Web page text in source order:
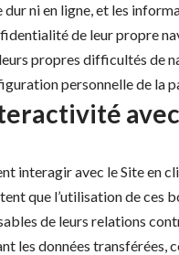
dur ni en ligne, et les
de leur propre
propres difficultés de
personnelle de la
interagir avec le Site en
que l’utilisation de ces
de leurs relations
les données transférées,